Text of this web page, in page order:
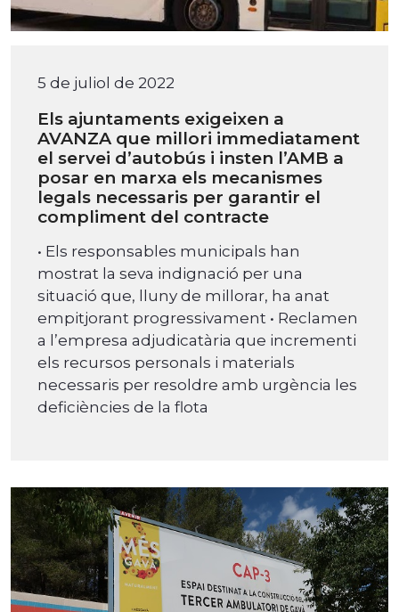
5 de juliol de 2022
Els ajuntaments exigeixen a
AVANZA que millori immediatament
el servei d’autobús i insten l’AMB a
posar en marxa els mecanismes
legals necessaris per garantir el
compliment del contracte
• Els responsables municipals han
mostrat la seva indignació per una
situació que, lluny de millorar, ha anat
empitjorant progressivament • Reclamen
a l’empresa adjudicatària que incrementi
els recursos personals i materials
necessaris per resoldre amb urgència les
deficiències de la flota